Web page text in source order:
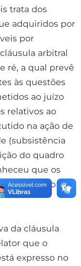
trata dos
adquiridos por
por
arbitral
ré, a qual prevê
às questões
ao juízo
relativos ao
na ação de
(subsistência
do quadro
que os
na ação são
da cláusula
que o
expresso no